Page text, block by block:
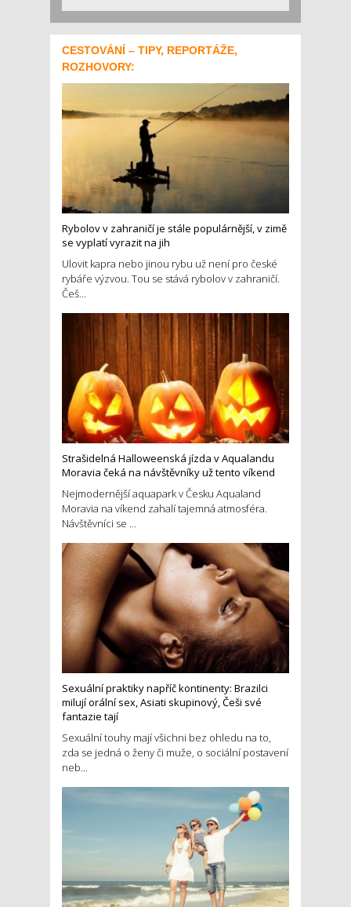
CESTOVÁNÍ – TIPY, REPORTÁŽE,
ROZHOVORY:
Rybolov v zahraničí je stále populárnější, v zimě
se vyplatí vyrazit na jih
Ulovit kapra nebo jinou rybu už není pro české
rybáře výzvou. Tou se stává rybolov v zahraničí.
Češ...
Strašidelná Halloweenská jízda v Aqualandu
Moravia čeká na návštěvníky už tento víkend
Nejmodernější aquapark v Česku Aqualand
Moravia na víkend zahalí tajemná atmosféra.
Návštěvníci se ...
Sexuální praktiky napříč kontinenty: Brazilci
milují orální sex, Asiati skupinový, Češi své
fantazie tají
Sexuální touhy mají všichni bez ohledu na to,
zda se jedná o ženy či muže, o sociální postavení
neb...